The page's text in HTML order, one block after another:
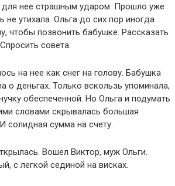
для нее страшным ударом. Прошло уже
не утихала. Ольга до сих пор иногда
чтобы позвонить бабушке. Рассказать
совета.
на нее как снег на голову. Бабушка
о деньгах. Только вскользь упоминала,
обеспеченной. Но Ольга и подумать
словами скрывалась большая
солидная сумма на счету.
Вошел Виктор, муж Ольги.
с легкой сединой на висках.